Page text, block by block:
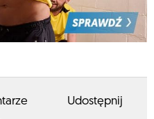
Udostępnij